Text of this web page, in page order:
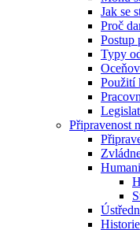
Jak se
Proč
Postup
Typy
Použití
Připravenost
Historie